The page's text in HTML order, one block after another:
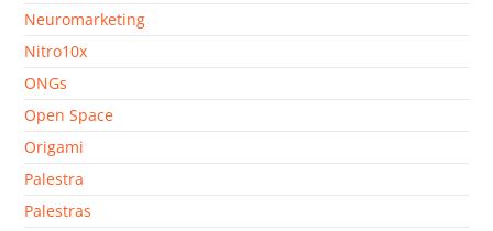
Neuromarketing
Nitro10x
ONGs
Open Space
Origami
Palestra
Palestras